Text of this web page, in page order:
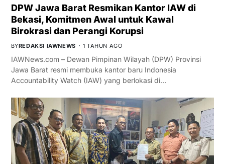
DPW Jawa Barat Resmikan Kantor IAW di
Bekasi, Komitmen Awal untuk Kawal
Birokrasi dan Perangi Korupsi
BYREDAKSI IAWNEWS 1 TAHUN AGO
IAWNews.com – Dewan Pimpinan Wilayah (DPW) Provinsi
Jawa Barat resmi membuka kantor baru Indonesia
Accountability Watch (IAW) yang berlokasi di…